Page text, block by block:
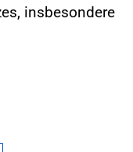
insbesondere